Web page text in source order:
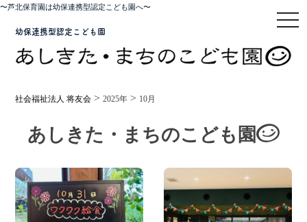
〜芦北保育園は幼保連携型認定こども園へ〜
幼保連携型認定こども園
社会福祉法人 将友会 >2025年 > 10月
あしきた・まちのこども園